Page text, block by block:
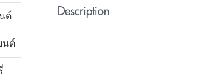
ต์
นต์
Description